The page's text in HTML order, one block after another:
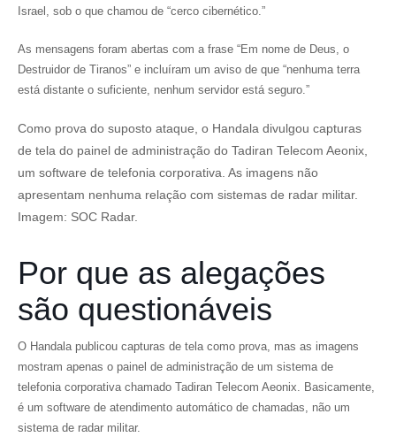
Israel, sob o que chamou de “cerco cibernético.”
As mensagens foram abertas com a frase “Em nome de Deus, o
Destruidor de Tiranos” e incluíram um aviso de que “nenhuma terra
está distante o suficiente, nenhum servidor está seguro.”
Como prova do suposto ataque, o Handala divulgou capturas
de tela do painel de administração do Tadiran Telecom Aeonix,
um software de telefonia corporativa. As imagens não
apresentam nenhuma relação com sistemas de radar militar.
Imagem: SOC Radar.
Por que as alegações
são questionáveis
O Handala publicou capturas de tela como prova, mas as imagens
mostram apenas o painel de administração de um sistema de
telefonia corporativa chamado Tadiran Telecom Aeonix. Basicamente,
é um software de atendimento automático de chamadas, não um
sistema de radar militar.